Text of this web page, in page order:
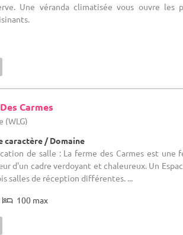
Une véranda climatisée vous ouvre les
Carmes
(WLG)
caractère / Domaine
de salle : La ferme des Carmes est une
d'un cadre verdoyant et chaleureux. Un
salles de réception différentes. ...
100 max